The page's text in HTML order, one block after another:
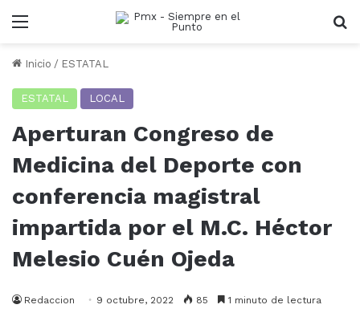
Menu
Inicio / ESTATAL
ESTATAL LOCAL
Aperturan Congreso de
Medicina del Deporte con
conferencia magistral
impartida por el M.C. Héctor
Melesio Cuén Ojeda
Redaccion 9 octubre, 2022 85 1 minuto de lectura